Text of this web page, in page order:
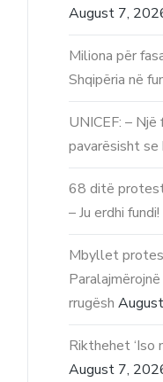
August 7,
Miliona për
Shqipëria në
UNICEF: –
pavarësisht se
68 ditë
– Ju erdhi
Mbyllet
rrugësh
Rikthehet ‘Iso
August 7,